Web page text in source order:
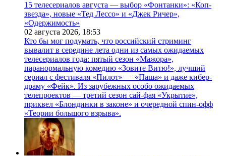
15 телесериалов августа — выбор «Фонтанки»: «Коп-
звезда», новые «Тед Лессо» и «Джек Ричер»,
«Одержимость»
02 августа 2026, 18:53
Кто бы мог подумать, что российский стриминг
вывалит в середине лета одни из самых ожидаемых
телесериалов года: пятый сезон «Мажора»,
паранормальную комедию «Зовите Витю!», лучший
сериал с фестиваля «Пилот» — «Паша» и даже кибер-
драму «Фейк». Из зарубежных особо ожидаемых
телепроектов — третий сезон сай-фая «Укрытие»,
приквел «Блондинки в законе» и очередной спин-офф
«Теории большого взрыва».